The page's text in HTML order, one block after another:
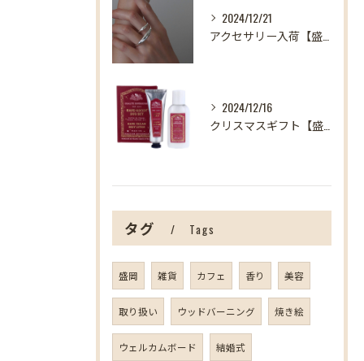
2024/12/21
2024/12/16
タグ Tags
盛岡 雑貨 カフェ 香り 美容
取り扱い ウッドバーニング 焼き絵
ウェルカムボード 結婚式